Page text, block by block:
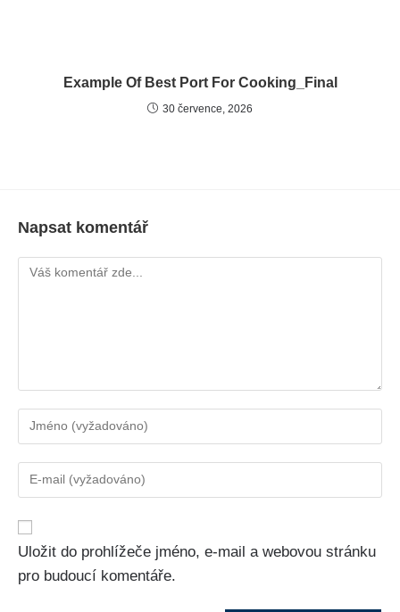
Example Of Best Port For Cooking_Final
30 července, 2026
Napsat komentář
Uložit do prohlížeče jméno, e-mail a webovou stránku
pro budoucí komentáře.